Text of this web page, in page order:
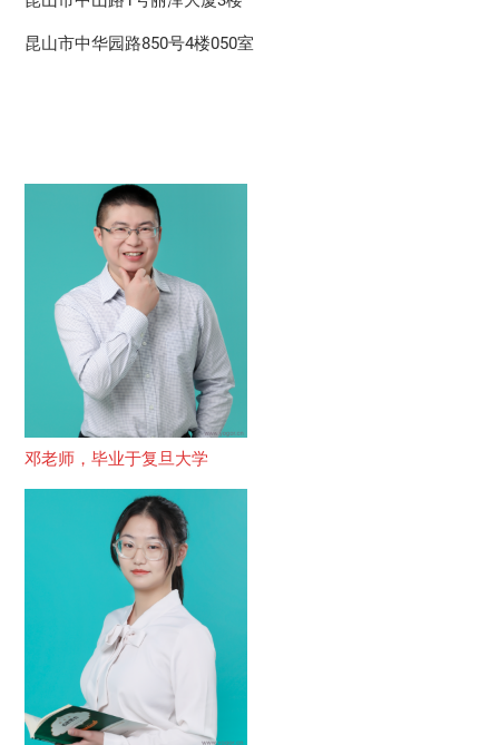
昆山市中华园路850号4楼050室
邓老师，毕业于复旦大学